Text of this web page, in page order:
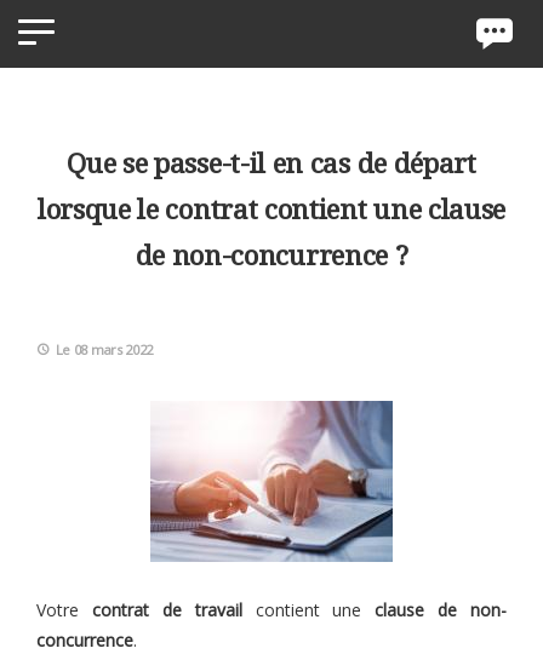
Que se passe-t-il en cas de départ
lorsque le contrat contient une clause
de non-concurrence ?
Le 08 mars 2022
Votre contrat de travailcontient uneclause de non-
concurrence.